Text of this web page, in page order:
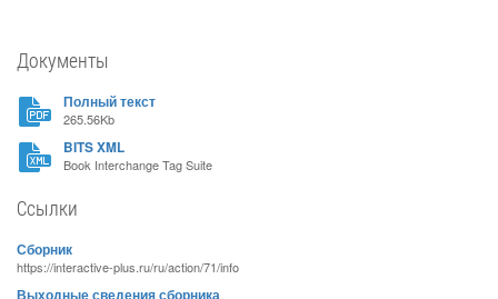
Документы
Полный текст
265.56Kb
BITS XML
Book Interchange Tag Suite
Ссылки
Сборник
https://interactive-plus.ru/ru/action/71/info
Выходные сведения сборника